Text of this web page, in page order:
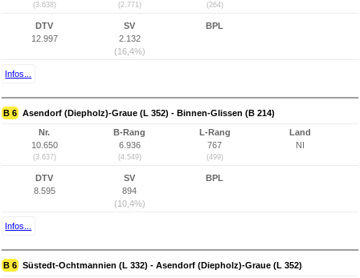
(3.638) (2.771) (264)
DTV
12.997
SV
2.132
(16,4%)
BPL
Infos...
B 6 Asendorf (Diepholz)-Graue (L 352) - Binnen-Glissen (B 214)
Nr.
10.650
(3.637)
B-Rang
6.936
(4.549)
L-Rang
767
(499)
Land
NI
DTV
8.595
SV
894
(10,4%)
BPL
Infos...
B 6 Süstedt-Ochtmannien (L 332) - Asendorf (Diepholz)-Graue (L 352)